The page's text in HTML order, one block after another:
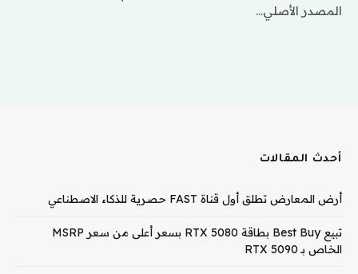
المصدر الأصلي…
أحدث المقالات
أرض المعارض تطلق أول قناة FAST حصرية للذكاء الاصطناعي
تبيع Best Buy بطاقة RTX 5080 بسعر أعلى من سعر MSRP
الخاص بـ RTX 5090